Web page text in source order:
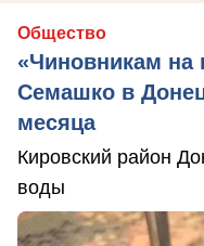
Общество
«Чиновникам на
Семашко в
месяца
Кировский район
воды